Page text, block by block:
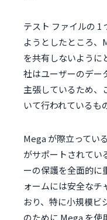
テスト ファイルの 1
ようとしたところ、
を共有しないように
社はユーザーのデー
主張しているため、
いて行われているも
Mega が際立ってい
がサポートされてい
ーの保護を全面的に
ォームには安全なチ
おり、特に小規模ビ